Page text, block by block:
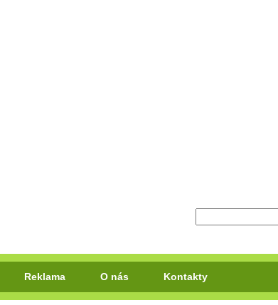
Reklama O nás Kontakty